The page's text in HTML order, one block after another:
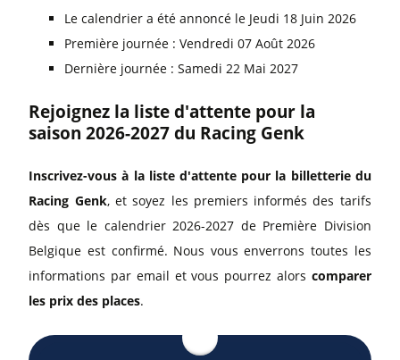
Le calendrier a été annoncé le Jeudi 18 Juin 2026
Première journée : Vendredi 07 Août 2026
Dernière journée : Samedi 22 Mai 2027
Rejoignez la liste d'attente pour la
saison 2026-2027 du Racing Genk
Inscrivez-vous à la liste d'attente pour la billetterie du
Racing Genk, et soyez les premiers informés des tarifs
dès que le calendrier 2026-2027 de Première Division
Belgique est confirmé. Nous vous enverrons toutes les
informations par email et vous pourrez alors comparer
les prix des places.